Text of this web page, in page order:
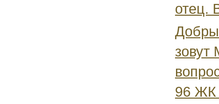
отец.
зовут
96 ЖК